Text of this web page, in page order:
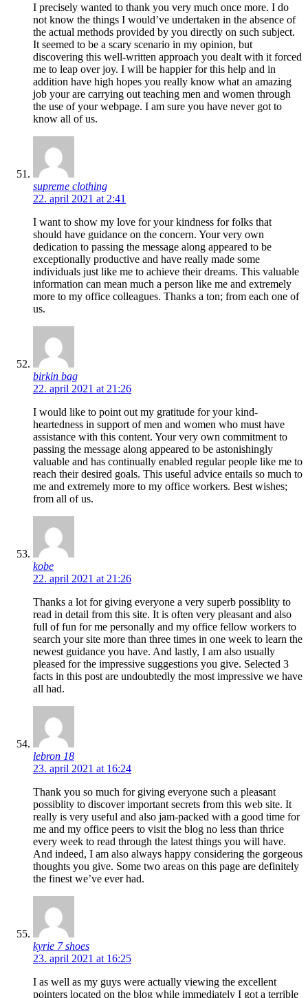
I precisely wanted to thank you very much once more. I do
not know the things I would’ve undertaken in the absence of
the actual methods provided by you directly on such subject.
It seemed to be a scary scenario in my opinion, but
discovering this well-written approach you dealt with it forced
me to leap over joy. I will be happier for this help and in
addition have high hopes you really know what an amazing
job your are carrying out teaching men and women through
the use of your webpage. I am sure you have never got to
know all of us.
supreme clothing
22. april 2021 at 2:41
I want to show my love for your kindness for folks that
should have guidance on the concern. Your very own
dedication to passing the message along appeared to be
exceptionally productive and have really made some
individuals just like me to achieve their dreams. This valuable
information can mean much a person like me and extremely
more to my office colleagues. Thanks a ton; from each one of
us.
birkin bag
22. april 2021 at 21:26
I would like to point out my gratitude for your kind-
heartedness in support of men and women who must have
assistance with this content. Your very own commitment to
passing the message along appeared to be astonishingly
valuable and has continually enabled regular people like me to
reach their desired goals. This useful advice entails so much to
me and extremely more to my office workers. Best wishes;
from all of us.
kobe
22. april 2021 at 21:26
Thanks a lot for giving everyone a very superb possiblity to
read in detail from this site. It is often very pleasant and also
full of fun for me personally and my office fellow workers to
search your site more than three times in one week to learn the
newest guidance you have. And lastly, I am also usually
pleased for the impressive suggestions you give. Selected 3
facts in this post are undoubtedly the most impressive we have
all had.
lebron 18
23. april 2021 at 16:24
Thank you so much for giving everyone such a pleasant
possiblity to discover important secrets from this web site. It
really is very useful and also jam-packed with a good time for
me and my office peers to visit the blog no less than thrice
every week to read through the latest things you will have.
And indeed, I am also always happy considering the gorgeous
thoughts you give. Some two areas on this page are definitely
the finest we’ve ever had.
kyrie 7 shoes
23. april 2021 at 16:25
I as well as my guys were actually viewing the excellent
pointers located on the blog while immediately I got a terrible